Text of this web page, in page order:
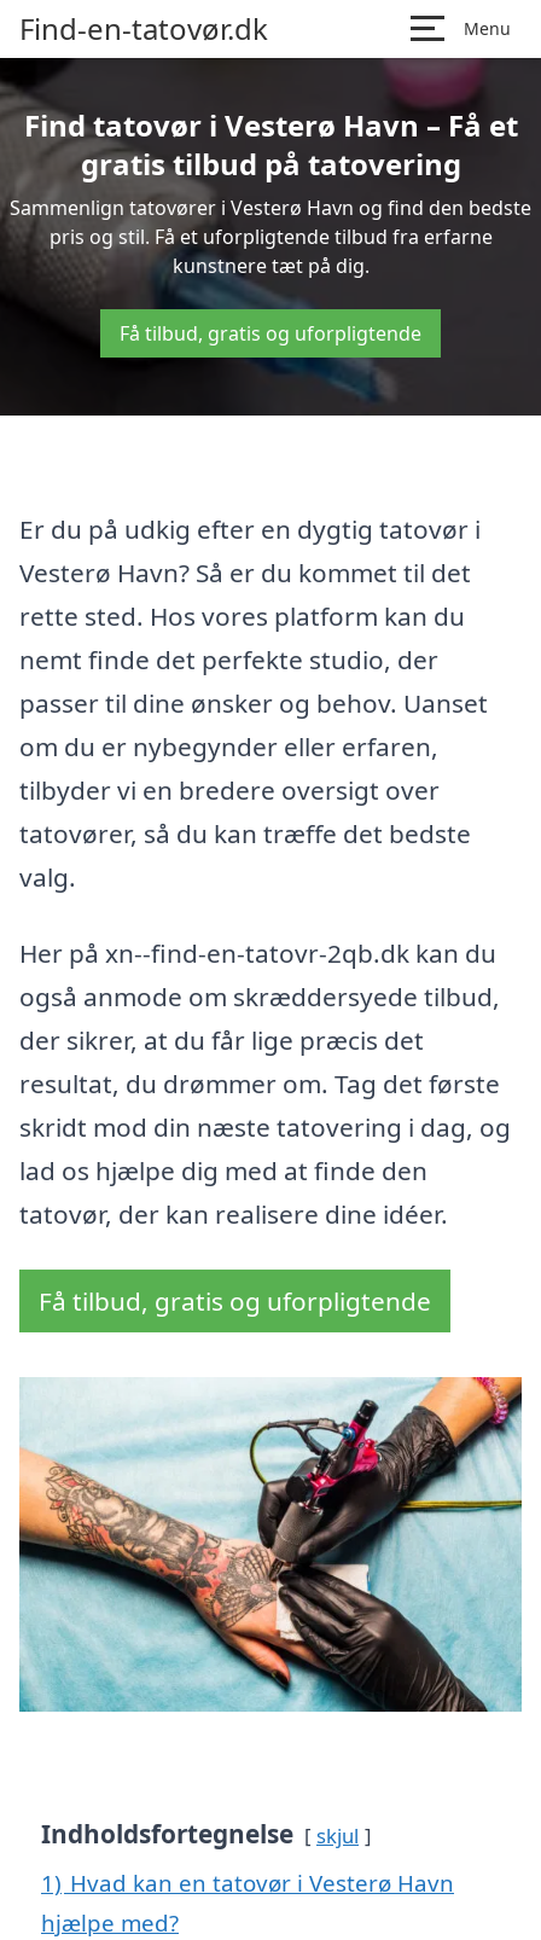
Find-en-tatovør.dk Menu
Find tatovør i Vesterø Havn – Få et
gratis tilbud på tatovering
Sammenlign tatovører i Vesterø Havn og find den bedste
pris og stil. Få et uforpligtende tilbud fra erfarne
kunstnere tæt på dig.
Få tilbud, gratis og uforpligtende
Er du på udkig efter en dygtig tatovør i
Vesterø Havn? Så er du kommet til det
rette sted. Hos vores platform kan du
nemt finde det perfekte studio, der
passer til dine ønsker og behov. Uanset
om du er nybegynder eller erfaren,
tilbyder vi en bredere oversigt over
tatovører, så du kan træffe det bedste
valg.
Her på xn--find-en-tatovr-2qb.dk kan du
også anmode om skræddersyede tilbud,
der sikrer, at du får lige præcis det
resultat, du drømmer om. Tag det første
skridt mod din næste tatovering i dag, og
lad os hjælpe dig med at finde den
tatovør, der kan realisere dine idéer.
Få tilbud, gratis og uforpligtende
Indholdsfortegnelse skjul
1) Hvad kan en tatovør i Vesterø Havn
hjælpe med?